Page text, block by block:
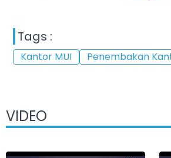
Tags :
Kantor MUI Penembakan
VIDEO